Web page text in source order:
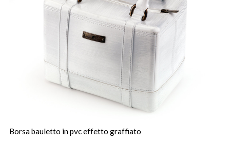
Borsa bauletto in pvc effetto graffiato